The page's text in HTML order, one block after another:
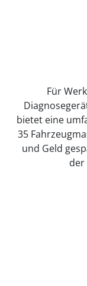
Für
bietet eine
35
und Geld
der